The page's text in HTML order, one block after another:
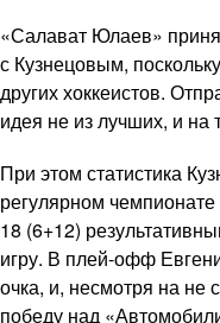
«Салават Юлаев»
с Кузнецовым,
других хоккеистов.
идея не из лучших, и
При этом статистика
регулярном
18 (6+12)
игру. В плей-офф
очка, и, несмотря на не
победу над